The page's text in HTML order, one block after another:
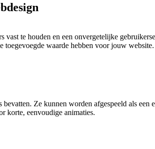
te houden en een onvergetelijke
toegevoegde waarde hebben voor jouw
Ze kunnen worden afgespeeld als
korte, eenvoudige animaties.